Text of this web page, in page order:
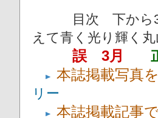
目次 下から3
えて青く光り輝く
誤 3月
本誌掲載写真
リー
本誌掲載記事